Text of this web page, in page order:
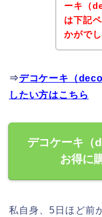
ーキ（
は下記
かがで
⇒デコケーキ（
したい方はこちら
デコケーキ（
お得に
私自身、5日ほど前